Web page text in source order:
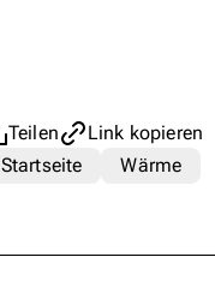
Teilen
Link kopieren
Startseite
Wärme